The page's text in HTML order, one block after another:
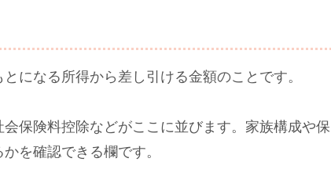
になる所得から差し引ける金額のことです。
保険料控除などがここに並びます。家族構成や保
を確認できる欄です。